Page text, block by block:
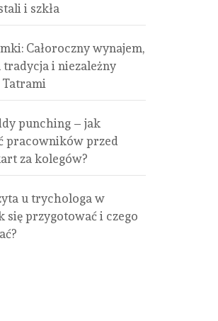
i szkła
Całoroczny wynajem,
i niezależny
punching – jak
pracowników przed
za kolegów?
u trychologa w
się przygotować i czego